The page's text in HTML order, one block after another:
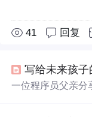
41 回复
写给未来孩子
一位程序员父亲分